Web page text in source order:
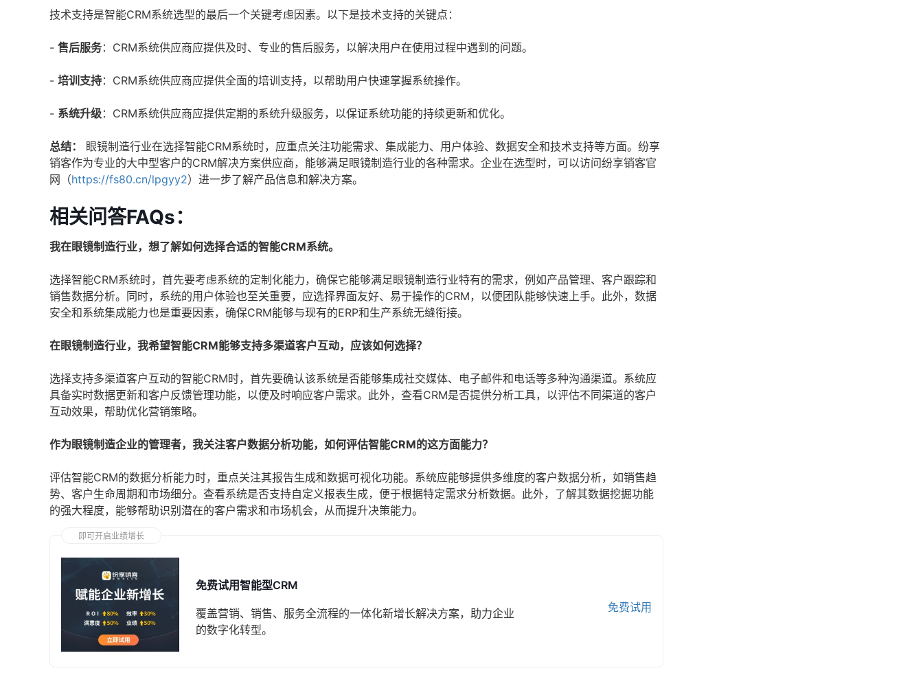
技术支持是智能CRM系统选型的最后一个关键考虑因素。以下是技术支持的关键点：
- 售后服务：CRM系统供应商应提供及时、专业的售后服务，以解决用户在使用过程中遇到的问题。
- 培训支持：CRM系统供应商应提供全面的培训支持，以帮助用户快速掌握系统操作。
- 系统升级：CRM系统供应商应提供定期的系统升级服务，以保证系统功能的持续更新和优化。
总结：
眼镜制造行业在选择智能CRM系统时，应重点关注功能需求、集成能力、用户体验、数据安全和技术支持等方面。纷享
销客作为专业的大中型客户的CRM解决方案供应商，能够满足眼镜制造行业的各种需求。企业在选型时，可以访问纷享销客官
网（https://fs80.cn/lpgyy2）进一步了解产品信息和解决方案。
相关问答FAQs：
我在眼镜制造行业，想了解如何选择合适的智能CRM系统。
选择智能CRM系统时，首先要考虑系统的定制化能力，确保它能够满足眼镜制造行业特有的需求，例如产品管理、客户跟踪和
销售数据分析。同时，系统的用户体验也至关重要，应选择界面友好、易于操作的CRM，以便团队能够快速上手。此外，数据
安全和系统集成能力也是重要因素，确保CRM能够与现有的ERP和生产系统无缝衔接。
在眼镜制造行业，我希望智能CRM能够支持多渠道客户互动，应该如何选择？
选择支持多渠道客户互动的智能CRM时，首先要确认该系统是否能够集成社交媒体、电子邮件和电话等多种沟通渠道。系统应
具备实时数据更新和客户反馈管理功能，以便及时响应客户需求。此外，查看CRM是否提供分析工具，以评估不同渠道的客户
互动效果，帮助优化营销策略。
作为眼镜制造企业的管理者，我关注客户数据分析功能，如何评估智能CRM的这方面能力？
评估智能CRM的数据分析能力时，重点关注其报告生成和数据可视化功能。系统应能够提供多维度的客户数据分析，如销售趋
势、客户生命周期和市场细分。查看系统是否支持自定义报表生成，便于根据特定需求分析数据。此外，了解其数据挖掘功能
的强大程度，能够帮助识别潜在的客户需求和市场机会，从而提升决策能力。
即可开启业绩增长
免费试用智能型CRM
覆盖营销、销售、服务全流程的一体化新增长解决方案，助力企业
的数字化转型。
免费试用